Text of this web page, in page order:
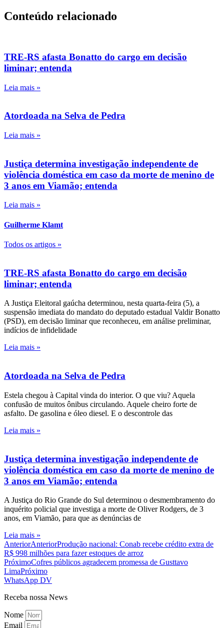
Conteúdo relacionado
TRE-RS afasta Bonatto do cargo em decisão
liminar; entenda
Leia mais »
Atordoada na Selva de Pedra
Leia mais »
Justiça determina investigação independente de
violência doméstica em caso da morte de menino de
3 anos em Viamão; entenda
Leia mais »
Guilherme Klamt
Todos os artigos »
TRE-RS afasta Bonatto do cargo em decisão
liminar; entenda
A Justiça Eleitoral gaúcha determinou, nesta quarta-feira (5), a
suspensão imediata do mandato do deputado estadual Valdir Bonatto
(PSD), em decisão liminar que reconheceu, em análise preliminar,
indícios de infidelidade
Leia mais »
Atordoada na Selva de Pedra
Estela chegou à Capital vinda do interior. O que viu? Aquela
confusão de muitos ônibus circulando. Aquele cheiro forte de
asfalto. De gasolina e óleo diesel. E o descontrole das
Leia mais »
Justiça determina investigação independente de
violência doméstica em caso da morte de menino de
3 anos em Viamão; entenda
A Justiça do Rio Grande do Sul determinou o desmembramento do
inquérito policial que investiga a morte de Oliver Rodgers, de 3
anos, em Viamão, para que as denúncias de
Leia mais »
AnteriorAnteriorProdução nacional: Conab recebe crédito extra de
R$ 998 milhões para fazer estoques de arroz
PróximoCofres públicos agradecem promessa de Gusttavo
LimaPróximo
WhatsApp DV
Receba nossa News
Nome
Email